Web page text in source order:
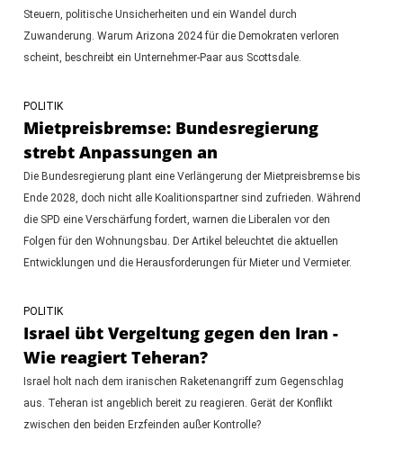
Steuern, politische Unsicherheiten und ein Wandel durch
Zuwanderung. Warum Arizona 2024 für die Demokraten verloren
scheint, beschreibt ein Unternehmer-Paar aus Scottsdale.
POLITIK
Mietpreisbremse: Bundesregierung
strebt Anpassungen an
Die Bundesregierung plant eine Verlängerung der Mietpreisbremse bis
Ende 2028, doch nicht alle Koalitionspartner sind zufrieden. Während
die SPD eine Verschärfung fordert, warnen die Liberalen vor den
Folgen für den Wohnungsbau. Der Artikel beleuchtet die aktuellen
Entwicklungen und die Herausforderungen für Mieter und Vermieter.
POLITIK
Israel übt Vergeltung gegen den Iran -
Wie reagiert Teheran?
Israel holt nach dem iranischen Raketenangriff zum Gegenschlag
aus. Teheran ist angeblich bereit zu reagieren. Gerät der Konflikt
zwischen den beiden Erzfeinden außer Kontrolle?